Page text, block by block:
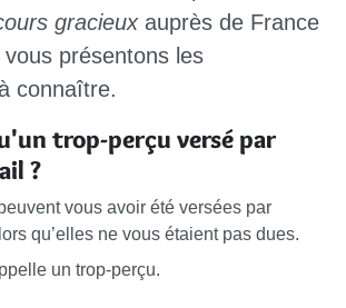
gracieux auprès de France
présentons les
connaître.
trop-perçu versé par
?
vous avoir été versées par
qu’elles ne vous étaient pas dues.
un trop-perçu.